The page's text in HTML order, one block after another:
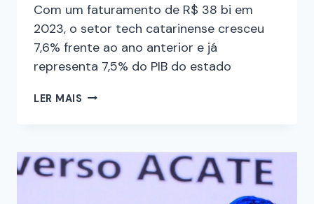
Com um faturamento de R$ 38 bi em
2023, o setor tech catarinense cresceu
7,6% frente ao ano anterior e já
representa 7,5% do PIB do estado
LER MAIS